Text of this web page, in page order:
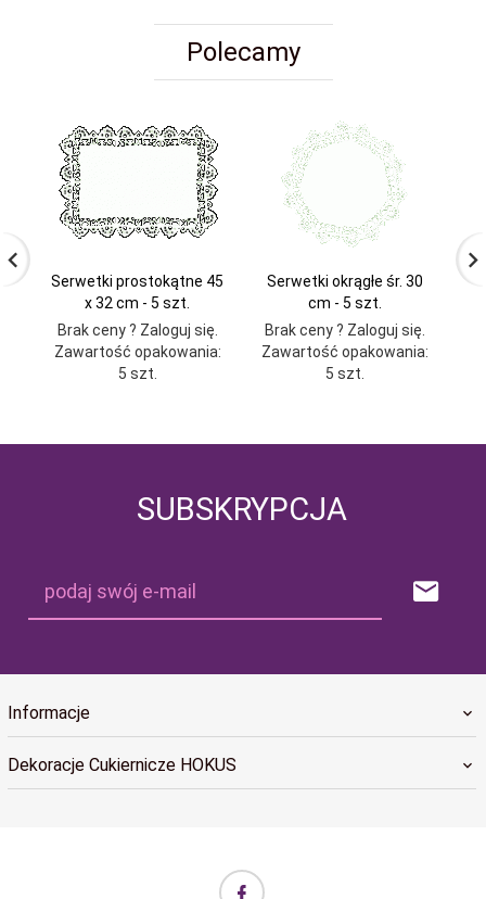
Polecamy
Serwetki prostokątne 45
x 32 cm - 5 szt.
Brak ceny ? Zaloguj się.
Zawartość opakowania:
5 szt.
Serwetki okrągłe śr. 30
cm - 5 szt.
Brak ceny ? Zaloguj się.
Zawartość opakowania:
5 szt.
SUBSKRYPCJA
podaj swój e-mail
Informacje
Dekoracje Cukiernicze HOKUS
biuro@hokus.com.pl Informujemy, że w dniach 24.12.2025–